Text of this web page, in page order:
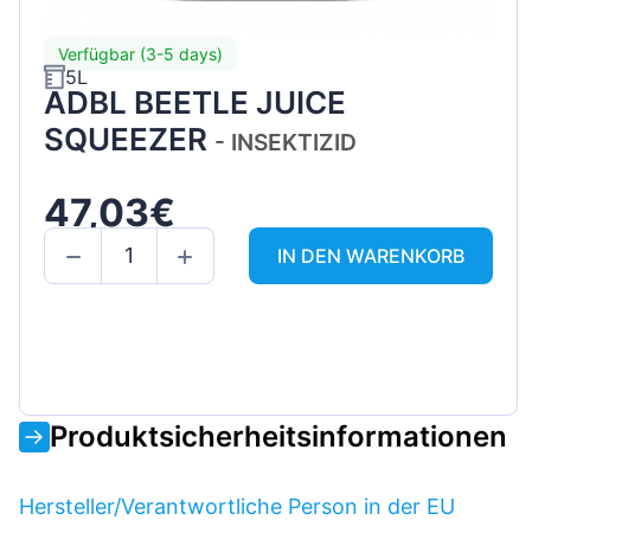
Verfügbar (3-5 days)
5L
ADBL BEETLE JUICE
SQUEEZER - INSEKTIZID
47,03€
IN DEN WARENKORB
Produktsicherheitsinformationen
Hersteller/Verantwortliche Person in der EU